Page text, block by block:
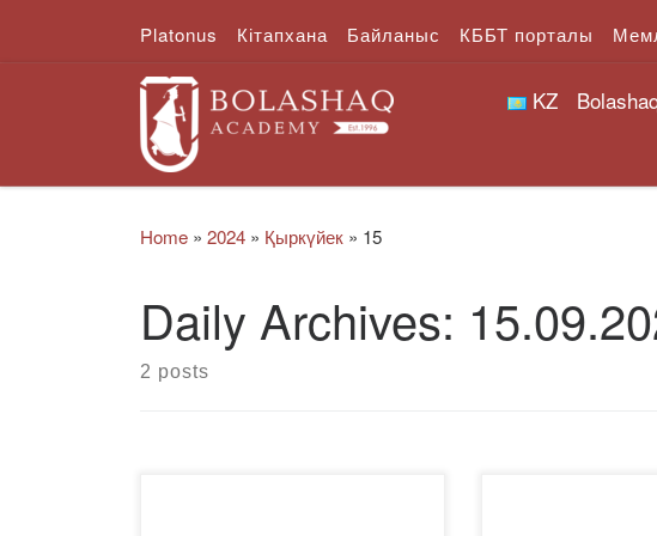
Skip to contentPlatonus Кітапхана Байланыс КББТ порталы
KZ
Home » 2024 » Қыркүйек » 15
Daily Archives:
2 posts